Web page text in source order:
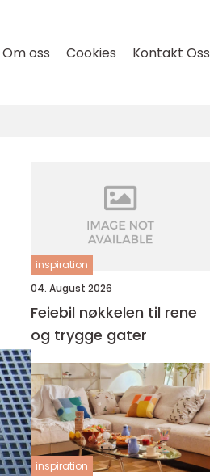
Om oss Cookies Kontakt Oss
inspiration
04. August 2026
Feiebil nøkkelen til rene
og trygge gater
inspiration